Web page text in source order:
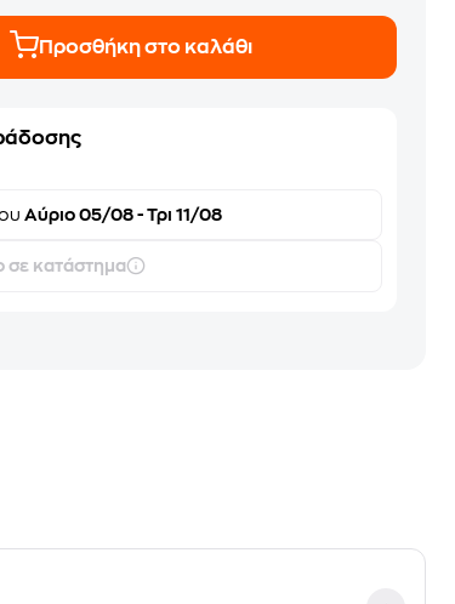
Προσθήκη στο καλάθι
Αύριο 05/08 - Τρι 11/08
σε κατάστημα